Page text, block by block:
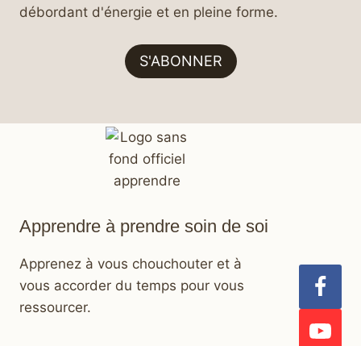
débordant d'énergie et en pleine forme.
S'ABONNER
Apprendre à prendre soin de soi
Apprenez à vous chouchouter et à
vous accorder du temps pour vous
ressourcer.